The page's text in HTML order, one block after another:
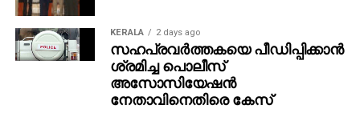
KERALA 2 days ago
സഹപ്രവര്‍ത്തകയെ പീഡിപ്പിക്കാന്‍
ശ്രമിച്ച പൊലീസ്
അസോസിയേഷന്‍
നേതാവിനെതിരെ കേസ്